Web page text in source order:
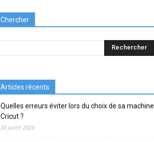
Chercher
Articles récents
Quelles erreurs éviter lors du choix de sa machine
Cricut ?
28 juillet 2026